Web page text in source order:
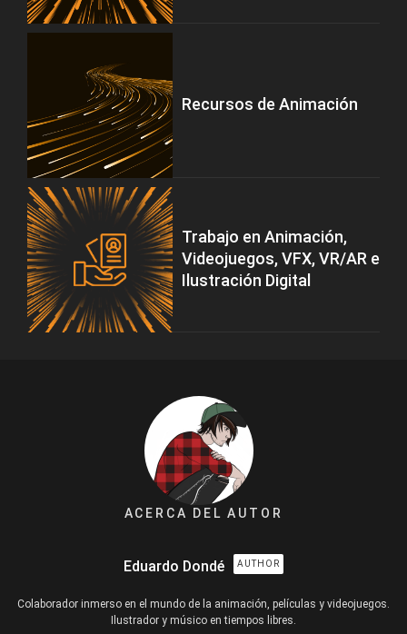
Recursos de Animación
Trabajo en Animación,
Videojuegos, VFX, VR/AR e
Ilustración Digital
ACERCA DEL AUTOR
Eduardo Dondé AUTHOR
Colaborador inmerso en el mundo de la animación, películas y videojuegos.
Ilustrador y músico en tiempos libres.